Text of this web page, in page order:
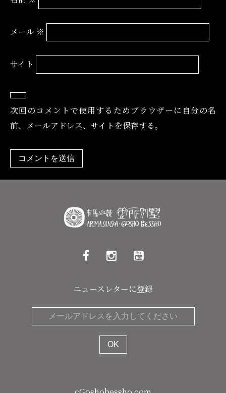
メール ※
サイト
次回のコメントで使用するためブラウザーに自分の名
前、メールアドレス、サイトを保存する。
ニュースレターに登録